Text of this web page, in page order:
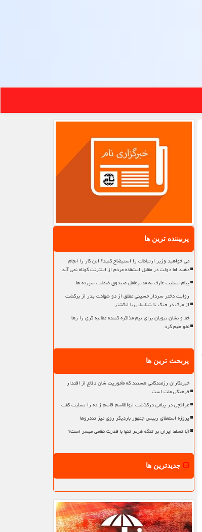
پربیننده ترین ها
می خواهید وزیر ارتباطات را استیضاح کنید؟ این کار را انجام
دهید اما دولت در مقابل استفاده مردم از اینترنت کوتاه نمی آید
پیام تسلیت عارف به مدیرعامل صندوق ضمانت سپرده ها
روایت دختر سردار حسینی مطلق از دو شهادت پدر از برگشت
از مرگ در جنگ تا شناسایی با انگشتر
خط و نشان نبویان برای تیم مذاکره کننده مطالبه گری را رها
نخواهیم کرد
پربحث ترین ها
خبرنگاران رزمندگانی هستند که مأموریت شان دفاع از اقتدار
فرهنگی ملت است
عراقچی در پیامی درگذشت ابوالقاسم قاسم زاده را تسلیت گفت
پروژه استعفای رییس جمهور باردیگر روی میز تندروها
آیا تسلط ایران بر تنگه هرمز تنها با قدرت نظامی میسر است؟
جدیدترین ها